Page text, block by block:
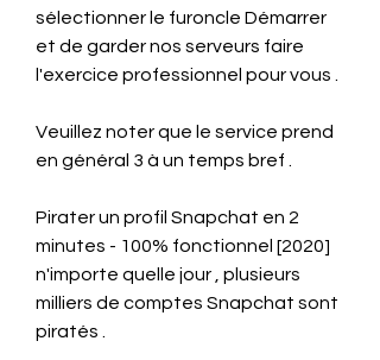
sélectionner le furoncle Démarrer
et de garder nos serveurs faire
l'exercice professionnel pour vous .
Veuillez noter que le service prend
en général 3 à un temps bref .
Pirater un profil Snapchat en 2
minutes - 100% fonctionnel [2020]
n'importe quelle jour , plusieurs
milliers de comptes Snapchat sont
piratés .